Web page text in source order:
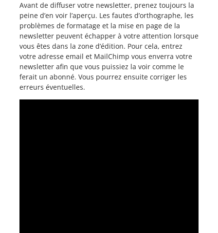
Avant de diffuser votre newsletter, prenez toujours la
peine d’en voir l’aperçu. Les fautes d’orthographe, les
problèmes de formatage et la mise en page de la
newsletter peuvent échapper à votre attention lorsque
vous êtes dans la zone d’édition. Pour cela, entrez
votre adresse email et MailChimp vous enverra votre
newsletter afin que vous puissiez la voir comme le
ferait un abonné. Vous pourrez ensuite corriger les
erreurs éventuelles.